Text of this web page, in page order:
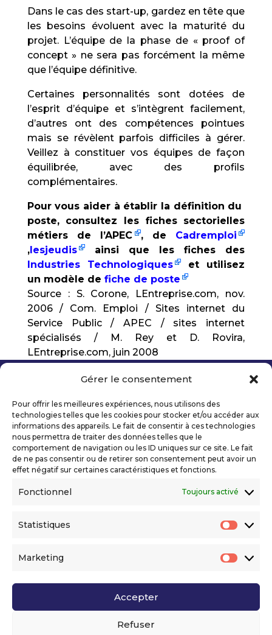
Gérer le consentement
Pour offrir les meilleures expériences, nous utilisons des
technologies telles que les cookies pour stocker et/ou accéder aux
informations des appareils. Le fait de consentir à ces technologies
nous permettra de traiter des données telles que le
comportement de navigation ou les ID uniques sur ce site. Le fait
de ne pas consentir ou de retirer son consentement peut avoir un
effet négatif sur certaines caractéristiques et fonctions.
Fonctionnel Toujours activé
Statistiques
Marketing
Accepter
Refuser
Dans le cas des start-up, gardez en tête que
les besoins évoluent avec la maturité du
projet. L’équipe de la phase de « proof of
concept » ne sera pas forcément la même
que l’équipe définitive.
Certaines personnalités sont dotées de
l’esprit d’équipe et s’intègrent facilement,
d’autres ont des compétences pointues
mais se révèlent parfois difficiles à gérer.
Veillez à constituer vos équipes de façon
équilibrée, avec des profils
complémentaires.
Pour vous aider à établir la définition du
poste, consultez les fiches sectorielles
métiers de l’APEC
, de Cadremploi
,lesjeudis
ainsi que les fiches des
Industries Technologiques
et utilisez
un modèle de fiche de poste
Source : S. Corone, LEntreprise.com, nov.
2006 / Com. Emploi / Sites internet du
Service Public / APEC / sites internet
spécialisés / M. Rey et D. Rovira,
LEntreprise.com, juin 2008
Mentions légales
Politique de confidentialité
Déclaration d’accessibilité numérique
Ils nous soutiennent
Voir l’ensemble de nos partenaires